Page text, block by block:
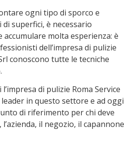
ogni tipo di sporco e
superfici, è necessario
accumulare molta esperienza: è
dell’impresa di pulizie
conoscono tutte le tecniche
di pulizie Roma Service
in questo settore e ad oggi
di riferimento per chi deve
l’azienda, il negozio, il capannone